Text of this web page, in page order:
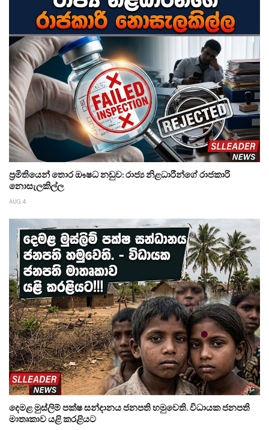
ප්‍රමිතියෙන් තොර ඖෂධ නඩුව: රාජ්‍ය නිළධාරීන්ගේ රාජකාරි
නොසැලකිල්ල
AUG 4
දෙමළ මුස්ලිම් පක්ෂ සන්දානය ජනපති හමුවෙති. විධායක ජනපති
මාතෘකාව යළි කරළියට